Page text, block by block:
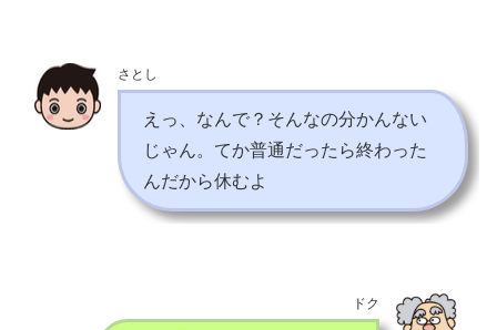
さとし
えっ、なんで？そんなの分かんない
じゃん。てか普通だったら終わった
んだから休むよ
ドク